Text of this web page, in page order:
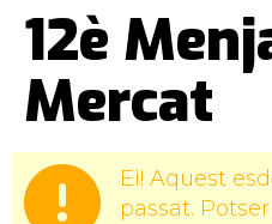
12è
Mercat
Ei! Aquest
passat.